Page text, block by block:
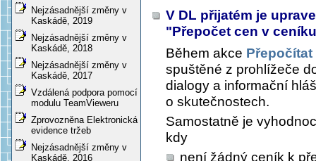
Nejzásadnější změny v
Kaskádě, 2019
Nejzásadnější změny v
Kaskádě, 2018
Nejzásadnější změny v
Kaskádě, 2017
Vzdálená podpora pomocí
modulu TeamVieweru
Zprovozněna Elektronická
evidence tržeb
Nejzásadnější změny v
Kaskádě, 2016
V DL přijatém je
"Přepočet cen v
Během akce
spuštěné z prohlížeče
dialogy a informační
o skutečnostech.
Samostatně je
kdy
není žádný ceník k